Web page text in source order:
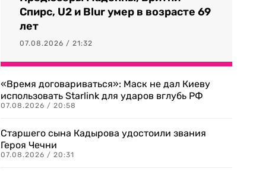
Спирс, U2 и Blur умер в возрасте 69
лет
07.08.2026 / 21:32
«Время договариваться»: Маск не дал Киеву
использовать Starlink для ударов вглубь РФ
07.08.2026 / 20:58
Старшего сына Кадырова удостоили звания
Героя Чечни
07.08.2026 / 20:31